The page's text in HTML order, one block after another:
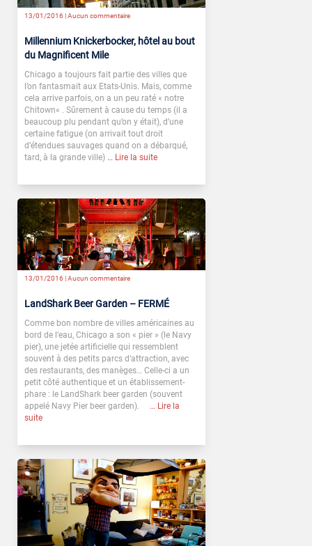
13/01/2016 |Aucun commentaire
Millennium Knickerbocker, hôtel au bout
du Magnificent Mile
Chicago a toujours fait partie des villes que
l’on fantasmait aux Etats-Unis. Mais, comme
cela arrive parfois, on a un peu raté « notre
Chitown« . Sûrement à cause du temps (il a
beaucoup plu pendant qu’on y était), d’une
certaine fatigue (on arrivait tout droit
d’étendues sauvages quand on a débarqué,
tard, à la grande ville) … Lire la suite
13/01/2016 |Aucun commentaire
LandShark Beer Garden – FERMÉ
Comme bon nombre de villes américaines au
bord de l’eau, Chicago a son « pier » (le Navy
pier), une jetée artificielle qui ressemblent
souvent à des petits parcs d’attraction, avec
des restaurants, des manèges… Celle-ci a un
petit côté authentique et un établissement-
phare : le LandShark beer garden (souvent
appelé Navy Pier beer garden).
… Lire la
suite